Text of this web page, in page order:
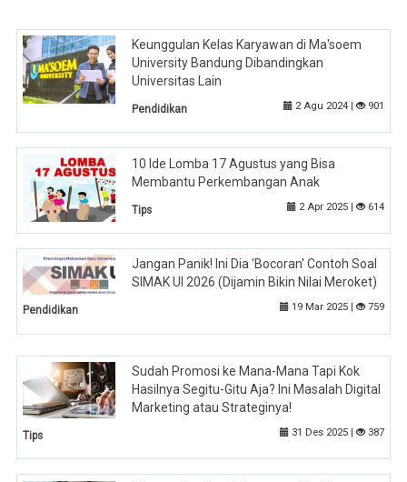
Keunggulan Kelas Karyawan di Ma'soem
University Bandung Dibandingkan
Universitas Lain
Pendidikan 2 Agu 2024 | 901
10 Ide Lomba 17 Agustus yang Bisa
Membantu Perkembangan Anak
Tips 2 Apr 2025 | 614
Jangan Panik! Ini Dia 'Bocoran' Contoh Soal
SIMAK UI 2026 (Dijamin Bikin Nilai Meroket)
Pendidikan 19 Mar 2025 | 759
Sudah Promosi ke Mana-Mana Tapi Kok
Hasilnya Segitu-Gitu Aja? Ini Masalah Digital
Marketing atau Strateginya!
Tips 31 Des 2025 | 387